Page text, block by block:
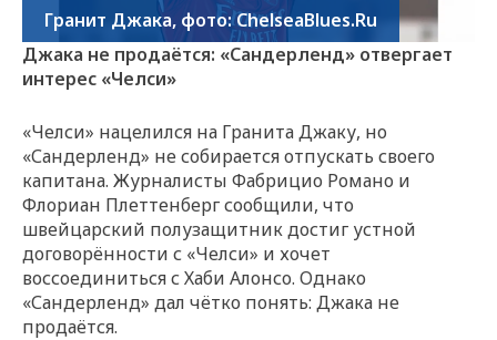
Гранит Джака, фото: ChelseaBlues.Ru
Джака не продаётся: «Сандерленд» отвергает
интерес «Челси»
«Челси» нацелился на Гранита Джаку, но
«Сандерленд» не собирается отпускать своего
капитана. Журналисты Фабрицио Романо и
Флориан Плеттенберг сообщили, что
швейцарский полузащитник достиг устной
договорённости с «Челси» и хочет
воссоединиться с Хаби Алонсо. Однако
«Сандерленд» дал чётко понять: Джака не
продаётся.